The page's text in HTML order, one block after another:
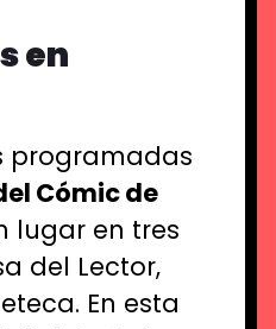
en
programadas
Cómic de
lugar en tres
del Lector,
En esta